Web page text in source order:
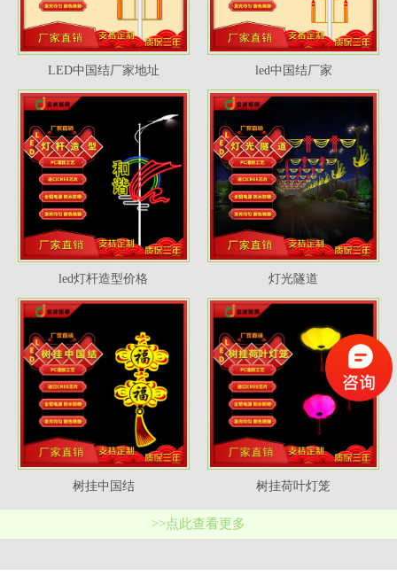
LED中国结厂家地址 led中国结厂家
led灯杆造型价格 灯光隧道
树挂中国结 树挂荷叶灯笼
>>点此查看更多